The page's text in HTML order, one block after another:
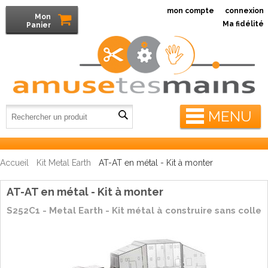
MENU
mon compte connexion
Mon
Panier
Ma fidélité
Accueil Kit Metal Earth AT-AT en métal - Kit à monter
AT-AT en métal - Kit à monter
S252C1 - Metal Earth - Kit métal à construire sans colle